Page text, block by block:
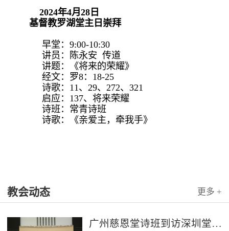
2024年4月28日
基督教罗湖堂主日崇拜
早堂：9:00-10:30
讲员：陈永安 传道
讲题：《将来的荣耀》
经文：罗8：18-25
诗歌：11、29、272、321
启应：137、将来荣耀
诗班：常青诗班
诗歌：《亲爱主，牵我手》
教会动态 更多 +
广州慈恩堂诗班到访深圳堂、和平堂